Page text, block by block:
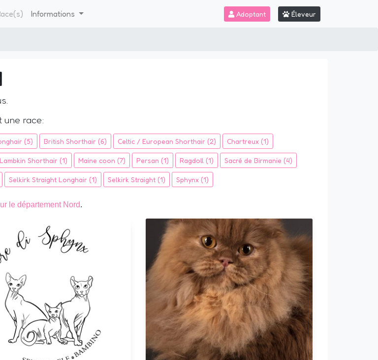
Informations Adoptant Éleveur
une race:
(5) British Shorthair (6) Celtic / European Shorthair (2) Chartreux (1)
Lambkin Shorthair (1) Maine coon (7) Persan (1) Ragdoll (1) Sacré de Birmanie (4)
Selkirk Straight Longhair (1) Selkirk Straight (1) Sphynx (1)
le département Nord.